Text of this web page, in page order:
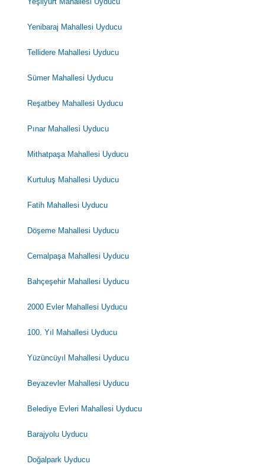
Yenibaraj Mahallesi Uyducu
Tellidere Mahallesi Uyducu
Sümer Mahallesi Uyducu
Reşatbey Mahallesi Uyducu
Pınar Mahallesi Uyducu
Mithatpaşa Mahallesi Uyducu
Kurtuluş Mahallesi Uyducu
Fatih Mahallesi Uyducu
Döşeme Mahallesi Uyducu
Cemalpaşa Mahallesi Uyducu
Bahçeşehir Mahallesi Uyducu
2000 Evler Mahallesi Uyducu
100. Yıl Mahallesi Uyducu
Yüzüncüyıl Mahallesi Uyducu
Beyazevler Mahallesi Uyducu
Belediye Evleri Mahallesi Uyducu
Barajyolu Uyducu
Doğalpark Uyducu